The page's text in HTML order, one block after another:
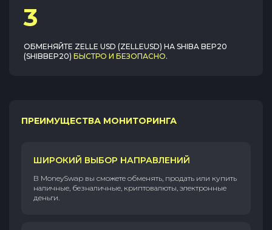
3
ОБМЕНЯЙТЕ ZELLE USD (ZELLEUSD) НА SHIBA BEP20
(SHIBBEP20) БЫСТРО И БЕЗОПАСНО.
ПРЕИМУЩЕСТВА МОНИТОРИНГА
ШИРОКИЙ ВЫБОР НАПРАВЛЕНИЙ
В MoneySwap вы сможете обменять, продать или купить
наличные, безналичные, криптовалюты, электронные
деньги.